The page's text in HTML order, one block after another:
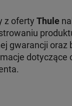
z oferty Thule
gwarancji oraz
dotyczące